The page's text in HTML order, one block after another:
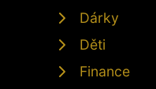
Dárky
Děti
Finance